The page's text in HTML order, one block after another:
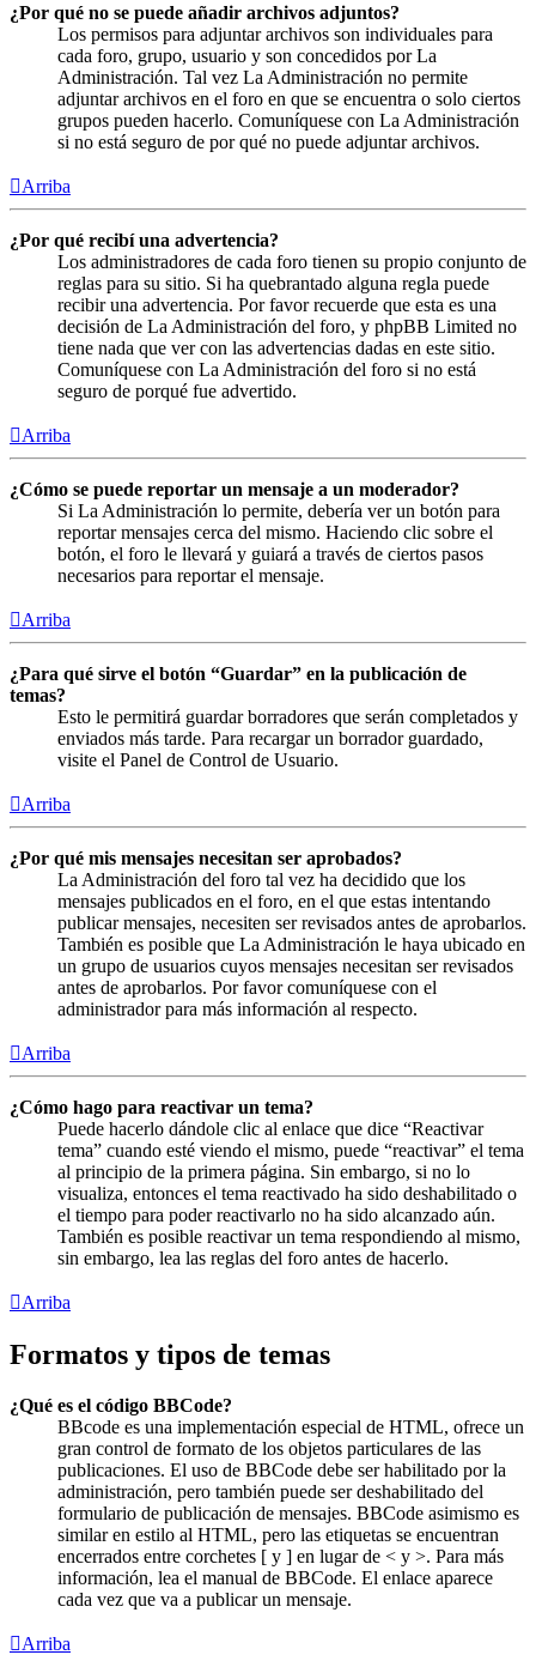
¿Por qué no se puede añadir archivos adjuntos?
Los permisos para adjuntar archivos son individuales para
cada foro, grupo, usuario y son concedidos por La
Administración. Tal vez La Administración no permite
adjuntar archivos en el foro en que se encuentra o solo ciertos
grupos pueden hacerlo. Comuníquese con La Administración
si no está seguro de por qué no puede adjuntar archivos.
Arriba
¿Por qué recibí una advertencia?
Los administradores de cada foro tienen su propio conjunto de
reglas para su sitio. Si ha quebrantado alguna regla puede
recibir una advertencia. Por favor recuerde que esta es una
decisión de La Administración del foro, y phpBB Limited no
tiene nada que ver con las advertencias dadas en este sitio.
Comuníquese con La Administración del foro si no está
seguro de porqué fue advertido.
Arriba
¿Cómo se puede reportar un mensaje a un moderador?
Si La Administración lo permite, debería ver un botón para
reportar mensajes cerca del mismo. Haciendo clic sobre el
botón, el foro le llevará y guiará a través de ciertos pasos
necesarios para reportar el mensaje.
Arriba
¿Para qué sirve el botón “Guardar” en la publicación de
temas?
Esto le permitirá guardar borradores que serán completados y
enviados más tarde. Para recargar un borrador guardado,
visite el Panel de Control de Usuario.
Arriba
¿Por qué mis mensajes necesitan ser aprobados?
La Administración del foro tal vez ha decidido que los
mensajes publicados en el foro, en el que estas intentando
publicar mensajes, necesiten ser revisados antes de aprobarlos.
También es posible que La Administración le haya ubicado en
un grupo de usuarios cuyos mensajes necesitan ser revisados
antes de aprobarlos. Por favor comuníquese con el
administrador para más información al respecto.
Arriba
¿Cómo hago para reactivar un tema?
Puede hacerlo dándole clic al enlace que dice “Reactivar
tema” cuando esté viendo el mismo, puede “reactivar” el tema
al principio de la primera página. Sin embargo, si no lo
visualiza, entonces el tema reactivado ha sido deshabilitado o
el tiempo para poder reactivarlo no ha sido alcanzado aún.
También es posible reactivar un tema respondiendo al mismo,
sin embargo, lea las reglas del foro antes de hacerlo.
Arriba
Formatos y tipos de temas
¿Qué es el código BBCode?
BBcode es una implementación especial de HTML, ofrece un
gran control de formato de los objetos particulares de las
publicaciones. El uso de BBCode debe ser habilitado por la
administración, pero también puede ser deshabilitado del
formulario de publicación de mensajes. BBCode asimismo es
similar en estilo al HTML, pero las etiquetas se encuentran
encerrados entre corchetes [ y ] en lugar de < y >. Para más
información, lea el manual de BBCode. El enlace aparece
cada vez que va a publicar un mensaje.
Arriba